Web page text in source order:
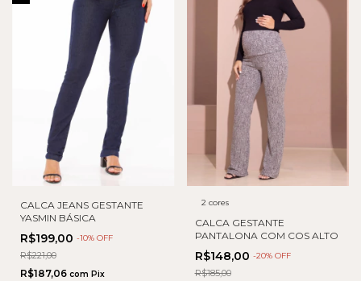
CALCA JEANS GESTANTE
YASMIN BÁSICA
R$199,00 -10% OFF
R$221,00
R$187,06 com Pix
2 cores
CALCA GESTANTE
PANTALONA COM COS ALTO
R$148,00 -20% OFF
R$185,00